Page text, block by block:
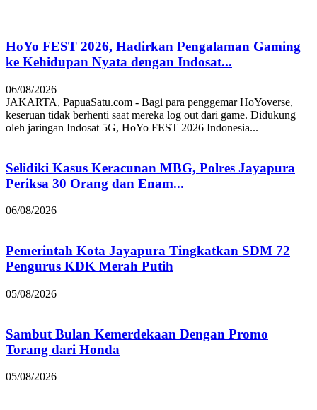
HoYo FEST 2026, Hadirkan Pengalaman Gaming
ke Kehidupan Nyata dengan Indosat...
06/08/2026
JAKARTA, PapuaSatu.com - Bagi para penggemar HoYoverse,
keseruan tidak berhenti saat mereka log out dari game. Didukung
oleh jaringan Indosat 5G, HoYo FEST 2026 Indonesia...
Selidiki Kasus Keracunan MBG, Polres Jayapura
Periksa 30 Orang dan Enam...
06/08/2026
Pemerintah Kota Jayapura Tingkatkan SDM 72
Pengurus KDK Merah Putih
05/08/2026
Sambut Bulan Kemerdekaan Dengan Promo
Torang dari Honda
05/08/2026